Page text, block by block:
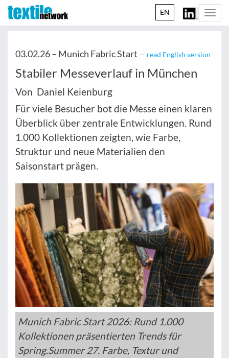
EN
03.02.26 – Munich Fabric Start — read English version
Stabiler Messeverlauf in München
Von Daniel Keienburg
Für viele Besucher bot die Messe einen klaren
Überblick über zentrale Entwicklungen. Rund
1.000 Kollektionen zeigten, wie Farbe,
Struktur und neue Materialien den
Saisonstart prägen.
Munich Fabric Start 2026: Rund 1.000
Kollektionen präsentierten Trends für
Spring.Summer 27. Farbe, Textur und